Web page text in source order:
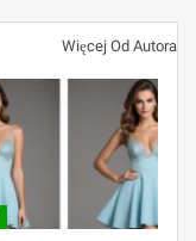
Więcej Od Autora